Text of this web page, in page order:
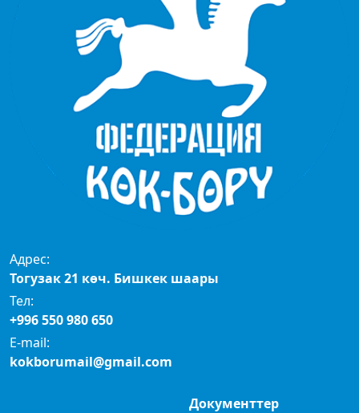
Адрес:
Тогузак 21 көч. Бишкек шаары
Тел:
+996 550 980 650
E-mail:
kokborumail@gmail.com
Документтер